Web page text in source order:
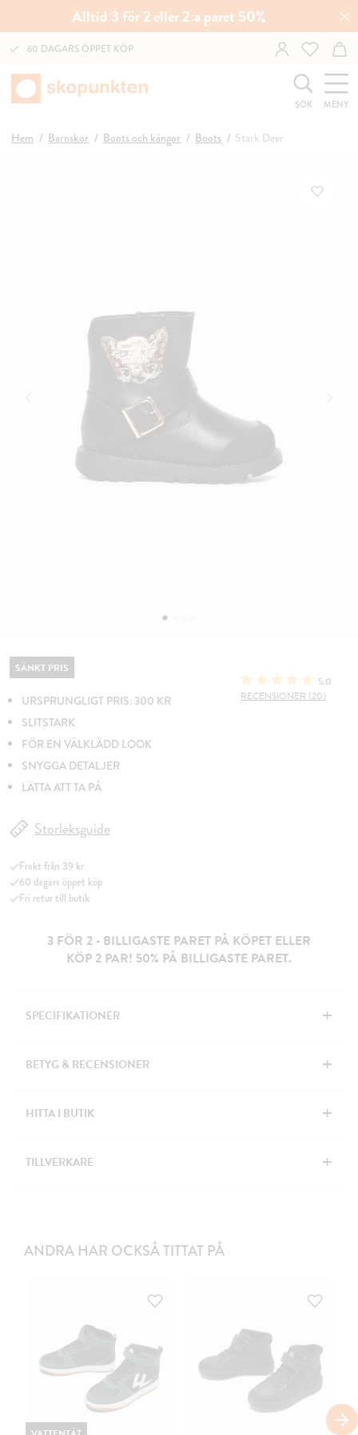
Alltid 3 för 2 eller 2:a paret 50%
60 DAGARS ÖPPET KÖP
SÖK MENY
Hem Barnskor Boots och kängor Boots Stark Deer
SÄNKT PRIS
URSPRUNGLIGT PRIS: 300 KR
SLITSTARK
FÖR EN VÄLKLÄDD LOOK
SNYGGA DETALJER
LÄTTA ATT TA PÅ
5.0
RECENSIONER (20)
Storleksguide
Frakt från 39 kr
60 dagars öppet köp
Fri retur till butik
3 FÖR 2 - BILLIGASTE PARET PÅ KÖPET ELLER
KÖP 2 PAR! 50% PÅ BILLIGASTE PARET.
SPECIFIKATIONER +
BETYG & RECENSIONER +
HITTA I BUTIK +
TILLVERKARE +
ANDRA HAR OCKSÅ TITTAT PÅ